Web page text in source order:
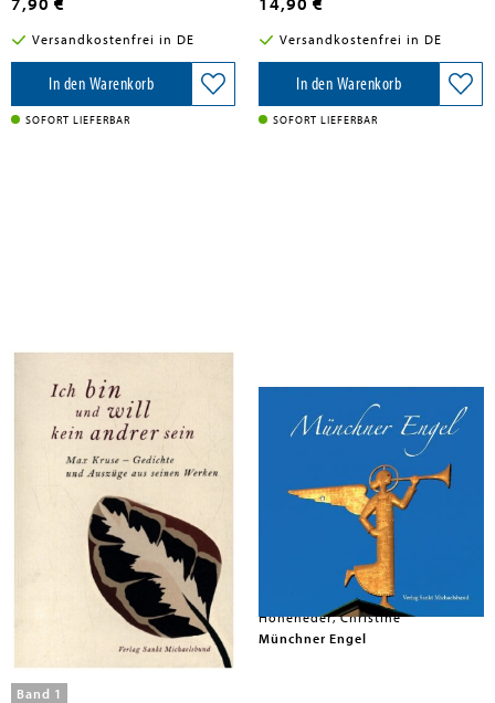
Versandkostenfrei in DE
In den Warenkorb
SOFORT LIEFERBAR
Versandkostenfrei in DE
In den Warenkorb
SOFORT LIEFERBAR
Auswahl: Hans-Heino Ewers
Ich bin und will kein andrer sein
Band 1
Hoheneder, Christine
Münchner Engel